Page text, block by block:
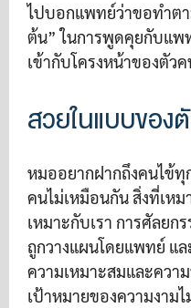
ไปบอกแพทย์ว่าขอทำตา
ต้น” ในการพูดคุยกับแพ
เข้ากับโครงหน้าของตัวค
สวยในแบบขอ
หมออยากฝากถึงคนไข้ทุ
คนไม่เหมือนกัน สิ่งที่เห
เหมาะกับเรา การศัลยก
ถูกวางแผนโดยแพทย์ แ
ความเหมาะสมและควา
เป้าหมายของความงาม